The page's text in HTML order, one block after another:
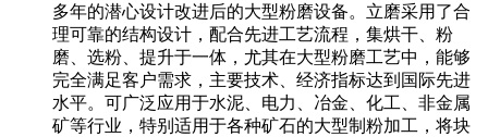
多年的潜心设计改进后的大型粉磨设备。立磨采用了合
理可靠的结构设计，配合先进工艺流程，集烘干、粉
磨、选粉、提升于一体，尤其在大型粉磨工艺中，能够
完全满足客户需求，主要技术、经济指标达到国际先进
水平。可广泛应用于水泥、电力、冶金、化工、非金属
矿等行业，特别适用于各种矿石的大型制粉加工，将块